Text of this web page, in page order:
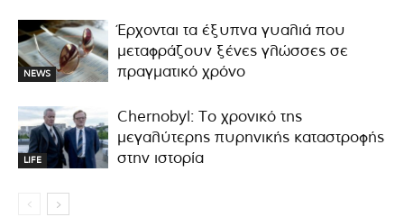
NEWS
Έρχονται τα έξυπνα γυαλιά που
μεταφράζουν ξένες γλώσσες σε
πραγματικό χρόνο
LIFE
Chernobyl: Το χρονικό της
μεγαλύτερης πυρηνικής καταστροφής
στην ιστορία